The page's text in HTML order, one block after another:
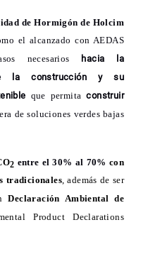
de Hormigón de Holcim
el alcanzado con AEDAS
necesarios
hacia la
la construcción y su
que permitaconstruir
de soluciones verdes bajas
2 entre el 30% al 70% con
tradicionales, además de ser
Declaración Ambiental de
Product Declarations